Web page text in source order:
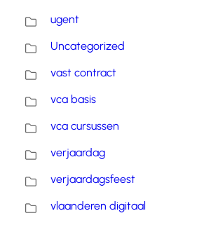
ugent
Uncategorized
vast contract
vca basis
vca cursussen
verjaardag
verjaardagsfeest
vlaanderen digitaal